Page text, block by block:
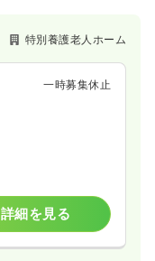
特別養護老人ホーム
一時募集休止
詳細を見る